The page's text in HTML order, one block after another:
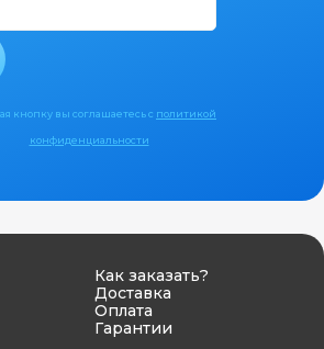
кнопку вы соглашаетесь с политикой
конфиденциальности
Как заказать?
Доставка
Оплата
Гарантии